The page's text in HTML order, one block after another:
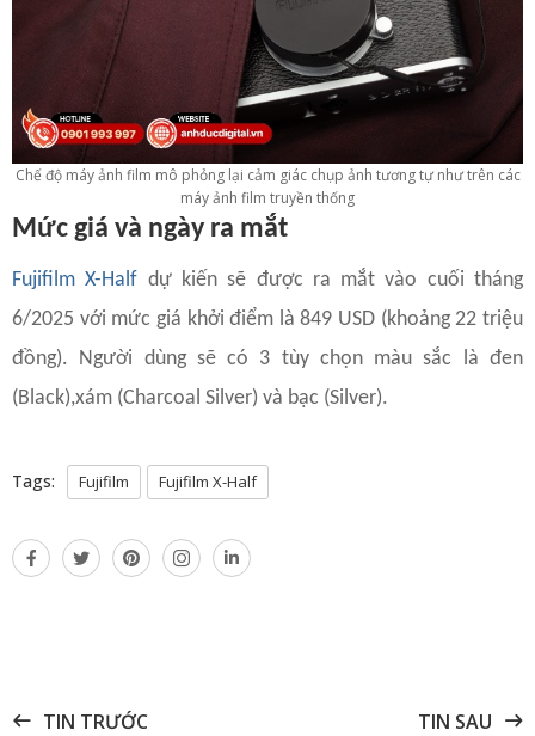
Chế độ máy ảnh film mô phỏng lại cảm giác chụp ảnh tương tự như trên các
máy ảnh film truyền thống
Mức giá và ngày ra mắt
Fujifilm X-Half dự kiến sẽ được ra mắt vào cuối tháng
6/2025 với mức giá khởi điểm là 849 USD (khoảng 22 triệu
đồng). Người dùng sẽ có 3 tùy chọn màu sắc là đen
(Black),xám (Charcoal Silver) và bạc (Silver).
Tags: Fujifilm Fujifilm X-Half
TIN TRƯỚC TIN SAU